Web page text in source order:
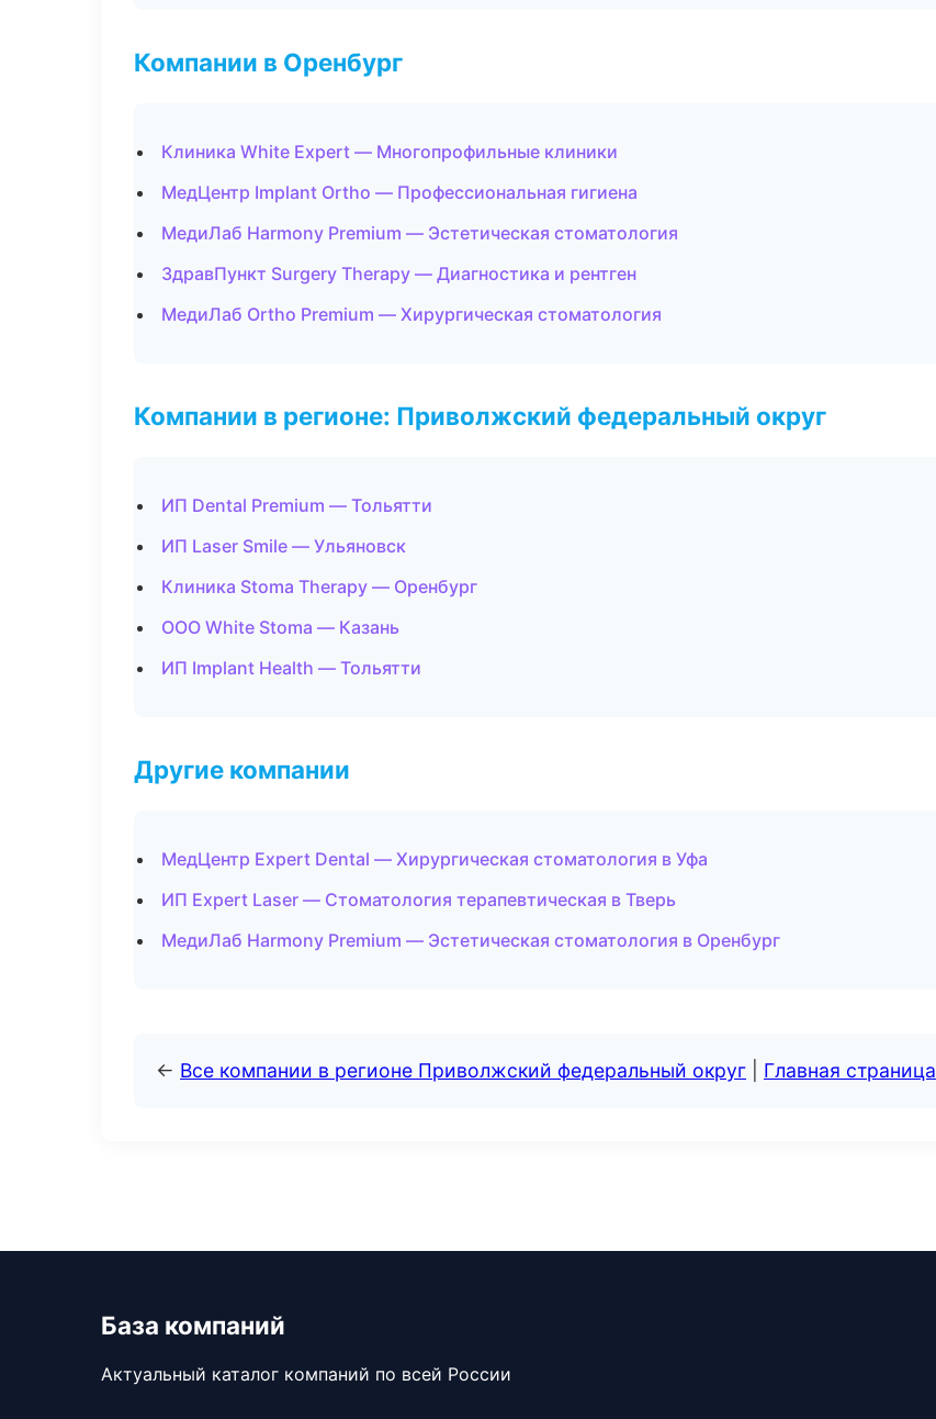
Компании в Оренбург
Клиника White Expert — Многопрофильные клиники
МедЦентр Implant Ortho — Профессиональная гигиена
МедиЛаб Harmony Premium — Эстетическая стоматология
ЗдравПункт Surgery Therapy — Диагностика и рентген
МедиЛаб Ortho Premium — Хирургическая стоматология
Компании в регионе: Приволжский федеральный округ
ИП Dental Premium — Тольятти
ИП Laser Smile — Ульяновск
Клиника Stoma Therapy — Оренбург
ООО White Stoma — Казань
ИП Implant Health — Тольятти
Другие компании
МедЦентр Expert Dental — Хирургическая стоматология в Уфа
ИП Expert Laser — Стоматология терапевтическая в Тверь
МедиЛаб Harmony Premium — Эстетическая стоматология в Оренбург
← Все компании в регионе Приволжский федеральный округ Главная страница
База компаний
Актуальный каталог компаний по всей России